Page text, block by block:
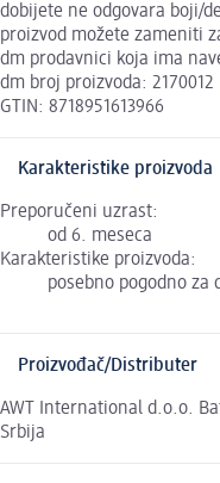
dobijete ne odgovara boji/
proizvod možete zameniti
dm prodavnici koja ima
dm broj proizvoda: 2170012
GTIN: 8718951613966
Karakteristike proizvoda
Preporučeni uzrast:
od 6. meseca
Karakteristike proizvoda:
posebno pogodno za
Proizvođač/Distributer
AWT International d.o.o.
Srbija